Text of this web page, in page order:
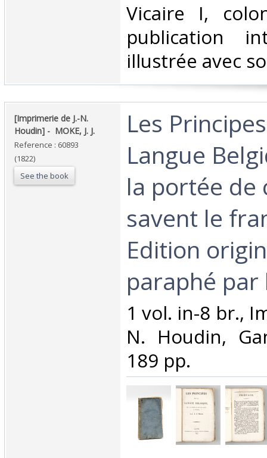
‎Vicaire I,
publication
illustrée avec
‎[Imprimerie de J.-N.
Houdin] - ‎ ‎MOKE, J. J.‎
Reference : 60893
(1822)
See the book
‎Les
Langue
la portée de
savent le
Edition
paraphé
‎1 vol. in-8 br.,
N. Houdin,
189 pp.‎